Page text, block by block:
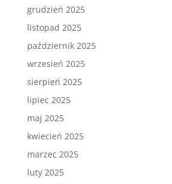
grudzień 2025
listopad 2025
październik 2025
wrzesień 2025
sierpień 2025
lipiec 2025
maj 2025
kwiecień 2025
marzec 2025
luty 2025